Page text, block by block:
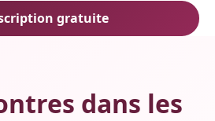
gratuite
dans les